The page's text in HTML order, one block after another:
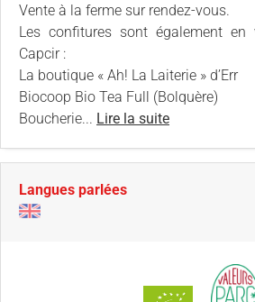
Vente à la ferme sur rendez-vous.
Les confitures sont également en
Capcir :
La boutique « Ah! La Laiterie » d’Err
Biocoop Bio Tea Full (Bolquère)
Boucherie... Lire la suite
Langues parlées